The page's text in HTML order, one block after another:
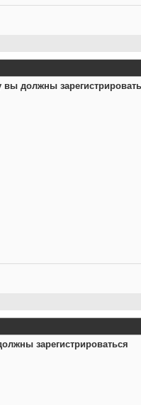
должны
зарегистрироваться